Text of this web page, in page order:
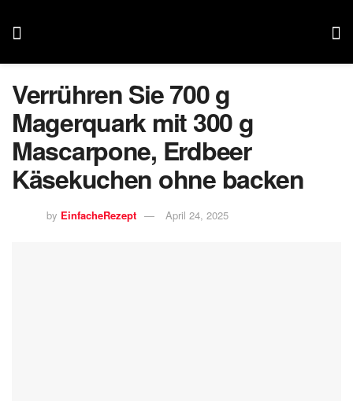
Verrühren Sie 700 g
Magerquark mit 300 g
Mascarpone, Erdbeer
Käsekuchen ohne backen
by EinfacheRezept April 24, 2025